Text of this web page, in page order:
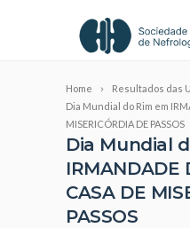
Home
Resultados das
Dia Mundial do Rim em
MISERICÓRDIA DE PASSOS
Dia Mundial
IRMANDADE
CASA DE
PASSOS